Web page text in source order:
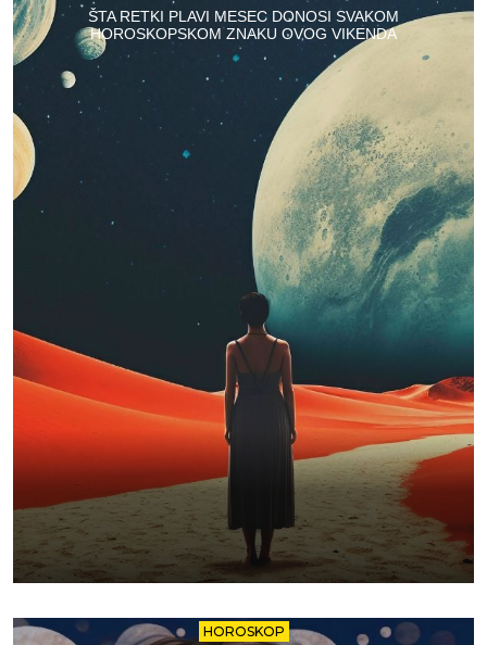
ŠTA RETKI PLAVI MESEC DONOSI SVAKOM
HOROSKOPSKOM ZNAKU OVOG VIKENDA
HOROSKOP